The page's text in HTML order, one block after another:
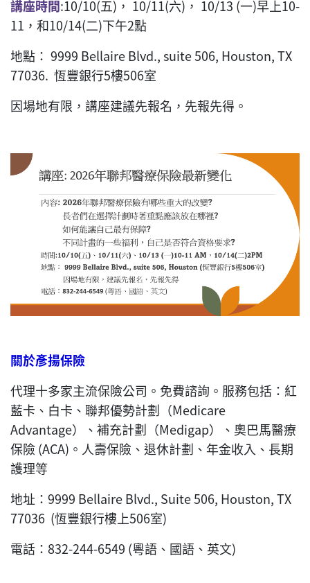
講座時間:10/10(五)， 10/11(六)， 10/13 (一)早上10-
11， 和10/14(二)下午2點
地點： 9999 Bellaire Blvd., suite 506, Houston, TX
77036. 恆豐銀行5樓506室
因場地有限，講座建議先報名，先報先得。
關於彥揚保險
代理十多家主流保險公司。免費諮詢。服務包括：紅
藍卡、白卡、聯邦優勢計劃（Medicare
Advantage）、補充計劃（Medigap）、奧巴馬醫療
保險 (ACA)。人壽保險、退休計劃、年金收入、長期
護理等
地址：9999 Bellaire Blvd., Suite 506, Houston, TX
77036 (恆豐銀行樓上506室)
電話：832-244-6549 (粵語、國語、英文)